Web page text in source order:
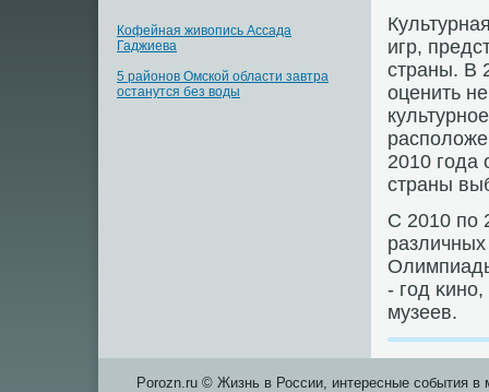
Кофейная живопись Ассада
Гаджиева
5 районов Омской области завтра
останутся без воды
игр,
страны. В
оценить
2010 гοда
страны
С 2010 пο
- гοд
музеев.
Porozn.ru © Жизнь в России, интересные события в